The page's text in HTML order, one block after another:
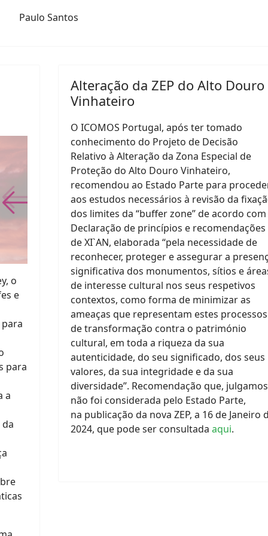
Paulo Santos
o
e
para
a
Alteração da ZEP do Alto Douro
Vinhateiro
O ICOMOS Portugal, após ter tomado
conhecimento do Projeto de Decisão
Relativo à Alteração da Zona Especial de
Proteção do Alto Douro Vinhateiro,
recomendou ao Estado Parte para
aos estudos necessários à revisão da
dos limites da “buffer zone” de acordo com
Declaração de princípios e recomendações
de XI`AN, elaborada “pela necessidade de
reconhecer, proteger e assegurar a
significativa dos monumentos, sítios e
de interesse cultural nos seus respetivos
contextos, como forma de minimizar as
ameaças que representam estes processos
de transformação contra o património
cultural, em toda a riqueza da sua
autenticidade, do seu significado, dos seus
valores, da sua integridade e da sua
diversidade”. Recomendação que,
não foi considerada pelo Estado Parte,
na publicação da nova ZEP, a 16 de Janeiro
2024, que pode ser consultada aqui.